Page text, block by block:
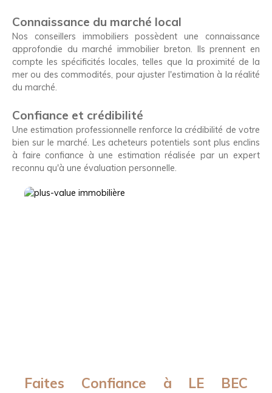
Connaissance du marché local
Nos conseillers immobiliers possèdent une connaissance
approfondie du marché immobilier breton. Ils prennent en
compte les spécificités locales, telles que la proximité de la
mer ou des commodités, pour ajuster l'estimation à la réalité
du marché.
Confiance et crédibilité
Une estimation professionnelle renforce la crédibilité de votre
bien sur le marché. Les acheteurs potentiels sont plus enclins
à faire confiance à une estimation réalisée par un expert
reconnu qu'à une évaluation personnelle.
Faites Confiance à LE BEC